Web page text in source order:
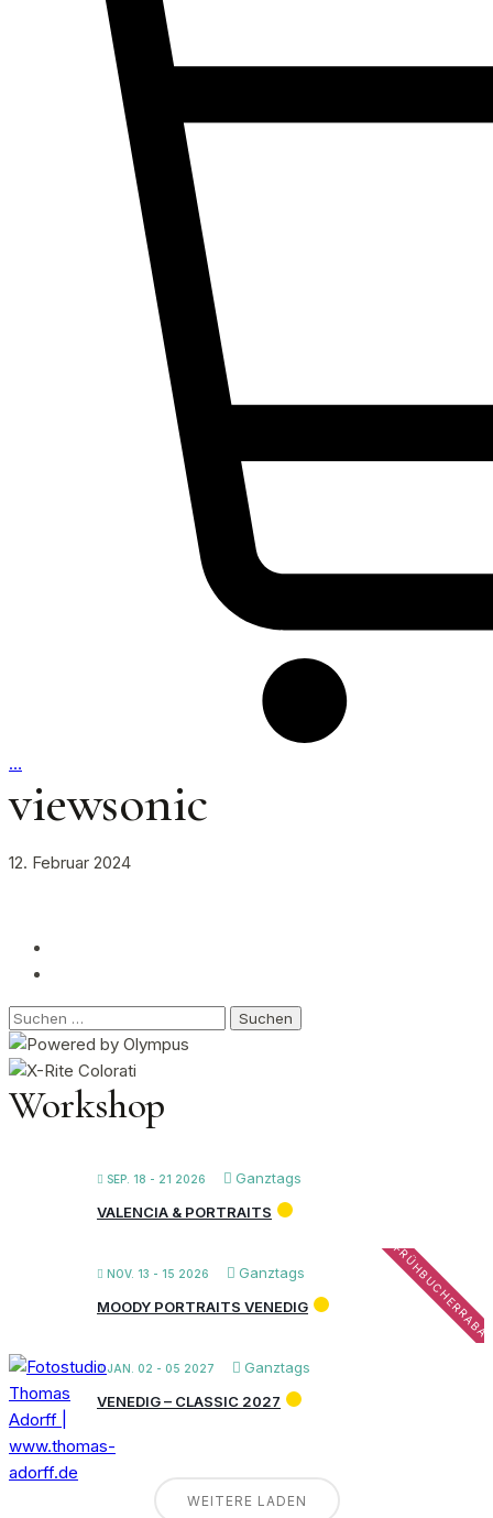
…
viewsonic
12. Februar 2024
Suchen
nach:
Workshop
SEP. 18 - 21 2026
Ganztags
VALENCIA & PORTRAITS
NOV. 13 - 15 2026 Ganztags
MOODY PORTRAITS VENEDIG
JAN. 02 - 05 2027
Ganztags
VENEDIG – CLASSIC 2027
WEITERE LADEN